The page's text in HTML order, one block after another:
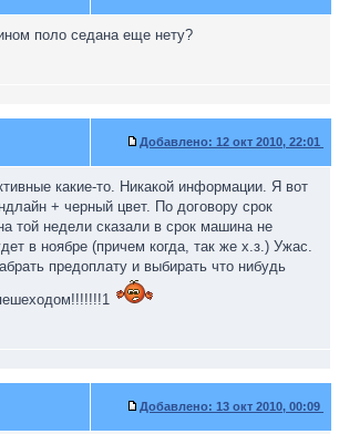
поло седана еще нету?
Добавлено: 12 окт 2010, 22:01
какие-то. Никакой информации. Я вот
+ черный цвет. По договору срок
той недели сказали в срок машина не
в ноябре (причем когда, так же х.з.) Ужас.
предоплату и выбирать что нибудь
Добавлено: 13 окт 2010, 00:09